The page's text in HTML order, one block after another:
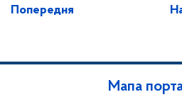
Попередня
Мапа